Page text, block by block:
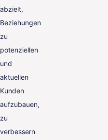
abzielt,
Beziehungen
zu
potenziellen
und
aktuellen
Kunden
aufzubauen,
zu
verbessern